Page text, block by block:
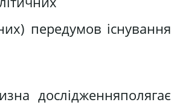
передумов існування
дослідженняполягає